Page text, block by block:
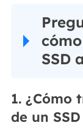
SSD
1. ¿Cómo
de un